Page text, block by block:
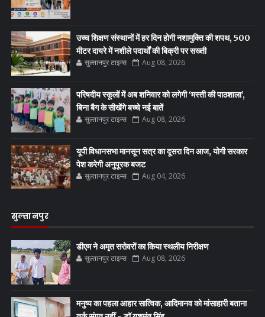
उच्च शिक्षण संस्थानों में हर दिन होगी नशामुक्ति की शपथ, 500
मीटर दायरे में नशीले पदार्थों की बिक्री पर सख्ती
सुल्तानपुर टाइम्स Aug 08, 2026
परिषदीय स्कूलों में अब शनिवार को लगेगी ‘मस्ती की पाठशाला’,
बिना बैग के सीखेंगे बच्चे नई बातें
सुल्तानपुर टाइम्स Aug 08, 2026
यूपी विधानसभा मानसून सत्र का दूसरा दिन आज, योगी सरकार
पेश करेगी अनुपूरक बजट
सुल्तानपुर टाइम्स Aug 04, 2026
सुल्तानपुर
डीएम ने अमृत सरोवरों का किया स्थलीय निरीक्षण
सुल्तानपुर टाइम्स Aug 08, 2026
मनुष्य का पहला आहार सात्विक, आदिमानव को मांसाहारी बताना